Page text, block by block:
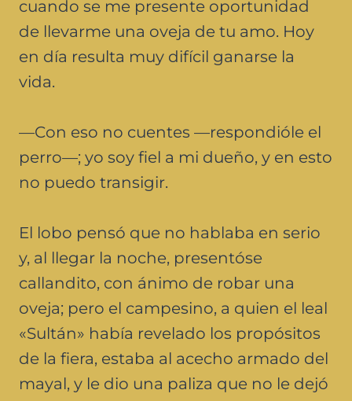
cuando se me presente oportunidad
de llevarme una oveja de tu amo. Hoy
en día resulta muy difícil ganarse la
vida.
—Con eso no cuentes —respondióle el
perro—; yo soy fiel a mi dueño, y en esto
no puedo transigir.
El lobo pensó que no hablaba en serio
y, al llegar la noche, presentóse
callandito, con ánimo de robar una
oveja; pero el campesino, a quien el leal
«Sultán» había revelado los propósitos
de la fiera, estaba al acecho armado del
mayal, y le dio una paliza que no le dejó